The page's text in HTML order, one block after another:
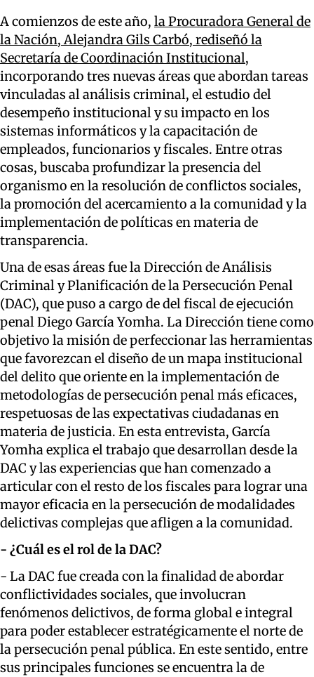
A comienzos de este año, la Procuradora General de
la Nación, Alejandra Gils Carbó, rediseñó la
Secretaría de Coordinación Institucional,
incorporando tres nuevas áreas que abordan tareas
vinculadas al análisis criminal, el estudio del
desempeño institucional y su impacto en los
sistemas informáticos y la capacitación de
empleados, funcionarios y fiscales. Entre otras
cosas, buscaba profundizar la presencia del
organismo en la resolución de conflictos sociales,
la promoción del acercamiento a la comunidad y la
implementación de políticas en materia de
transparencia.
Una de esas áreas fue la Dirección de Análisis
Criminal y Planificación de la Persecución Penal
(DAC), que puso a cargo de del fiscal de ejecución
penal Diego García Yomha. La Dirección tiene como
objetivo la misión de perfeccionar las herramientas
que favorezcan el diseño de un mapa institucional
del delito que oriente en la implementación de
metodologías de persecución penal más eficaces,
respetuosas de las expectativas ciudadanas en
materia de justicia. En esta entrevista, García
Yomha explica el trabajo que desarrollan desde la
DAC y las experiencias que han comenzado a
articular con el resto de los fiscales para lograr una
mayor eficacia en la persecución de modalidades
delictivas complejas que afligen a la comunidad.
- ¿Cuál es el rol de la DAC?
- La DAC fue creada con la finalidad de abordar
conflictividades sociales, que involucran
fenómenos delictivos, de forma global e integral
para poder establecer estratégicamente el norte de
la persecución penal pública. En este sentido, entre
sus principales funciones se encuentra la de